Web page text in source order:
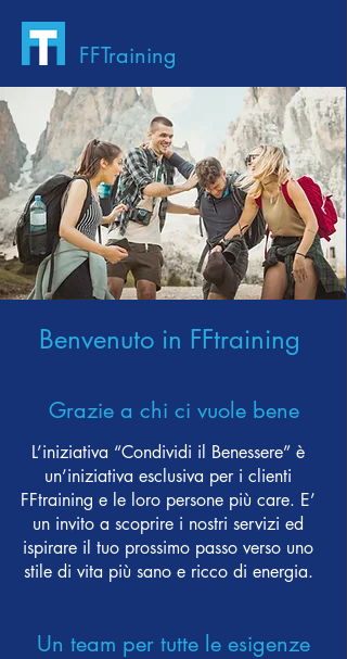
FFTraining
Benvenuto in FFtraining
Grazie a chi ci vuole bene
L’iniziativa “Condividi il Benessere” è
un’iniziativa esclusiva per i clienti
FFtraining e le loro persone più care. E’
un invito a scoprire i nostri servizi ed
ispirare il tuo prossimo passo verso uno
stile di vita più sano e ricco di energia.
Un team per tutte le esigenze